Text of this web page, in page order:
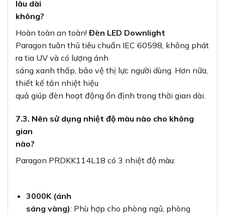
lâu dài
không?
Hoàn toàn an toàn! Đèn LED Downlight
Paragon tuân thủ tiêu chuẩn IEC 60598, không phát
ra tia UV và có lượng ánh
sáng xanh thấp, bảo vệ thị lực người dùng. Hơn nữa,
thiết kế tản nhiệt hiệu
quả giúp đèn hoạt động ổn định trong thời gian dài.
7.3. Nên sử dụng nhiệt độ màu nào cho không
gian
nào?
Paragon PRDKK114L18 có 3 nhiệt độ màu:
3000K (ánh
sáng vàng): Phù hợp cho phòng ngủ, phòng